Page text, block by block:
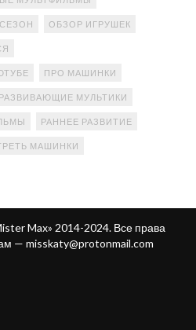
ОБЗОР ИГРУШЕК
ПРО МАШИНКИ
РАЗВИВАЮЩИЕ МУЛЬТИКИ
РАННЕЕ РАЗВИТИЕ
МАШИНКИ
Max» 2014-2024. Все права
— misskaty@protonmail.com